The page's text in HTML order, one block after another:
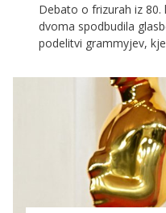
Debato o frizurah iz
dvoma spodbudila
podelitvi grammyjev,
je še dolgo ne bomo